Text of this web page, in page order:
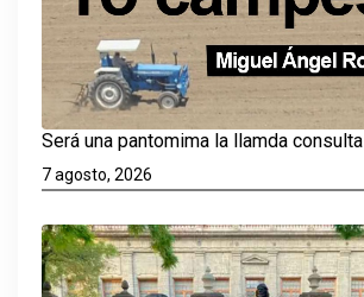
Será una pantomima la llamda consulta
7 agosto, 2026